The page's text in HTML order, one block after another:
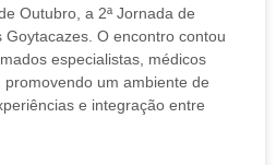
Outubro, a 2ª Jornada de
Goytacazes. O encontro contou
especialistas, médicos
um ambiente de
e integração entre